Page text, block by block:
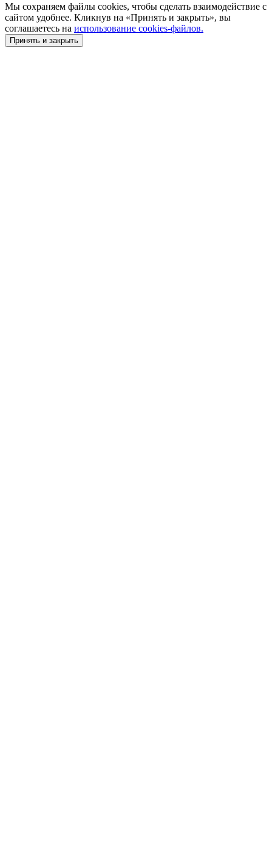
Мы сохраняем файлы cookies, чтобы сделать взаимодействие с
сайтом удобнее. Кликнув на «Принять и закрыть», вы
соглашаетесь на использование cookies-файлов.
Принять и закрыть